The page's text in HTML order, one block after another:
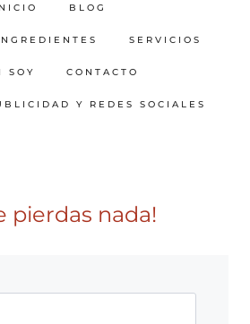
BLOG
SERVICIOS
SOY CONTACTO
Y REDES SOCIALES
pierdas nada!